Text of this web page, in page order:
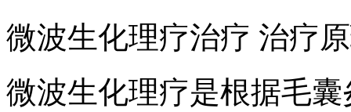
微波生化理疗治疗 治疗
微波生化理疗是根据毛